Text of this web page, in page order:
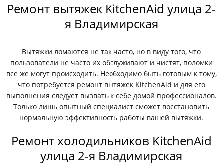
Ремонт вытяжек KitchenAid улица 2-
я Владимирская
Вытяжки ломаются не так часто, но в виду того, что
пользователи не часто их обслуживают и чистят, поломки
все же могут происходить. Необходимо быть готовым к тому,
что потребуется ремонт вытяжек KitchenAid и для его
выполнения следует вызвать к себе домой профессионалов.
Только лишь опытный специалист сможет восстановить
нормальную эффективность работы вашей вытяжки.
Ремонт холодильников KitchenAid
улица 2-я Владимирская